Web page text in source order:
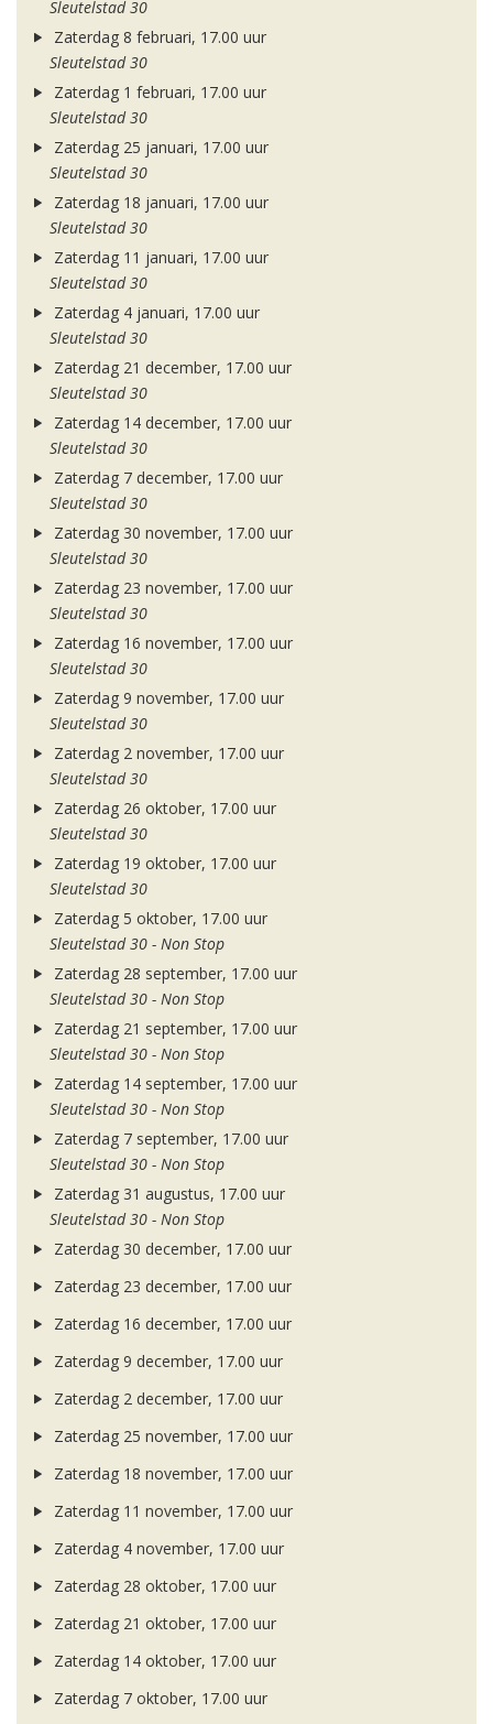
Sleutelstad 30
Zaterdag 8 februari, 17.00 uur
Sleutelstad 30
Zaterdag 1 februari, 17.00 uur
Sleutelstad 30
Zaterdag 25 januari, 17.00 uur
Sleutelstad 30
Zaterdag 18 januari, 17.00 uur
Sleutelstad 30
Zaterdag 11 januari, 17.00 uur
Sleutelstad 30
Zaterdag 4 januari, 17.00 uur
Sleutelstad 30
Zaterdag 21 december, 17.00 uur
Sleutelstad 30
Zaterdag 14 december, 17.00 uur
Sleutelstad 30
Zaterdag 7 december, 17.00 uur
Sleutelstad 30
Zaterdag 30 november, 17.00 uur
Sleutelstad 30
Zaterdag 23 november, 17.00 uur
Sleutelstad 30
Zaterdag 16 november, 17.00 uur
Sleutelstad 30
Zaterdag 9 november, 17.00 uur
Sleutelstad 30
Zaterdag 2 november, 17.00 uur
Sleutelstad 30
Zaterdag 26 oktober, 17.00 uur
Sleutelstad 30
Zaterdag 19 oktober, 17.00 uur
Sleutelstad 30
Zaterdag 5 oktober, 17.00 uur
Sleutelstad 30 - Non Stop
Zaterdag 28 september, 17.00 uur
Sleutelstad 30 - Non Stop
Zaterdag 21 september, 17.00 uur
Sleutelstad 30 - Non Stop
Zaterdag 14 september, 17.00 uur
Sleutelstad 30 - Non Stop
Zaterdag 7 september, 17.00 uur
Sleutelstad 30 - Non Stop
Zaterdag 31 augustus, 17.00 uur
Sleutelstad 30 - Non Stop
Zaterdag 30 december, 17.00 uur
Zaterdag 23 december, 17.00 uur
Zaterdag 16 december, 17.00 uur
Zaterdag 9 december, 17.00 uur
Zaterdag 2 december, 17.00 uur
Zaterdag 25 november, 17.00 uur
Zaterdag 18 november, 17.00 uur
Zaterdag 11 november, 17.00 uur
Zaterdag 4 november, 17.00 uur
Zaterdag 28 oktober, 17.00 uur
Zaterdag 21 oktober, 17.00 uur
Zaterdag 14 oktober, 17.00 uur
Zaterdag 7 oktober, 17.00 uur